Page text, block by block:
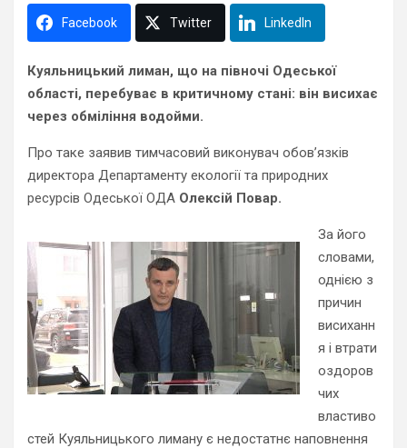
Facebook Twitter LinkedIn
Куяльницький лиман, що на півночі Одеської
області, перебуває в критичному стані: він висихає
через обміління водойми.
Про таке заявив тимчасовий виконувач обов’язків
директора Департаменту екології та природних
ресурсів Одеської ОДА Олексій Повар.
За його
словами,
однією з
причин
висиханн
я і втрати
оздоров
чих
властиво
стей Куяльницького лиману є недостатнє наповнення